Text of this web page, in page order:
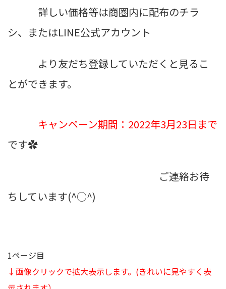
詳しい価格等は商圏内に配布のチラ
シ、またはLINE公式アカウント
より友だち登録していただくと見るこ
とができます。
キャンペーン期間：2022年3月23日まで
です✿
ご連絡お待
ちしています(^○^)
1ページ目
↓画像クリックで拡大表示します。 (きれいに見やすく表